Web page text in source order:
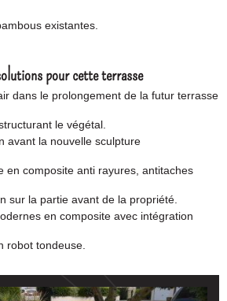
existantes.
pour cette terrasse
dans le prolongement de la futur terrasse
le végétal.
avant la nouvelle sculpture
en composite anti rayures, antitaches
sur la partie avant de la propriété.
en composite avec intégration
robot tondeuse.